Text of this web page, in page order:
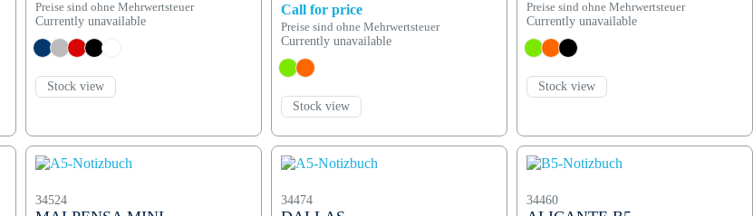
Preise sind ohne Mehrwertsteuer
Currently unavailable
Stock view
Call for price
Preise sind ohne Mehrwertsteuer
Currently unavailable
Stock view
Preise sind ohne Mehrwertsteuer
Currently unavailable
Stock view
34524 34474 34460